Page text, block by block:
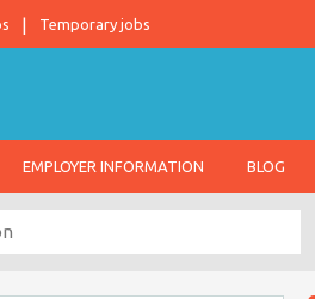
Temporary jobs
EMPLOYER INFORMATION BLOG